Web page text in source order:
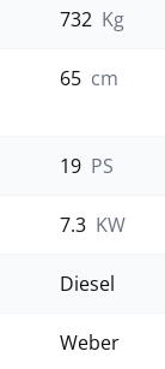
732 Kg
65 cm
19 PS
7.3 KW
Diesel
Weber